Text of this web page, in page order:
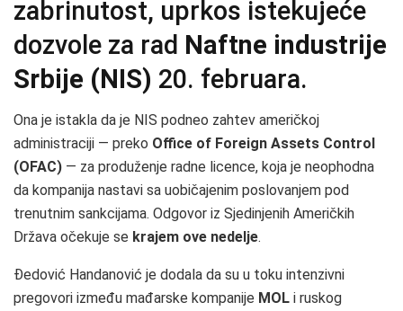
zabrinutost, uprkos istekujeće
dozvole za rad Naftne industrije
Srbije (NIS) 20. februara.
Ona je istakla da je NIS podneo zahtev američkoj
administraciji — preko Office of Foreign Assets Control
(OFAC) — za produženje radne licence, koja je neophodna
da kompanija nastavi sa uobičajenim poslovanjem pod
trenutnim sankcijama. Odgovor iz Sjedinjenih Američkih
Država očekuje se krajem ove nedelje.
Đedović Handanović je dodala da su u toku intenzivni
pregovori između mađarske kompanije MOL i ruskog